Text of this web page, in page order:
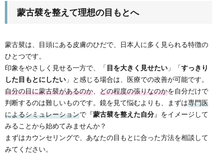
蒙古襞を整えて理想の目もとへ
蒙古襞は、目頭にある皮膚のひだで、日本人に多く見られる特徴の
ひとつです。
印象をやさしく見せる一方で、「目を大きく見せたい 」「すっきり
した目もとにしたい 」と感じる場合は、医療での改善が可能です。
自分の目に蒙古襞があるのか
どの程度の張りなのかを自分だけで
判断するのは難しいものです。鏡を見て悩むよりも、まずは専門医
によるシミュレーションで『蒙古襞を整えた自分』をイメージして
みることから始めてみませんか？
まずはカウンセリングで、あなたの目もとに合った方法を相談して
みてください。